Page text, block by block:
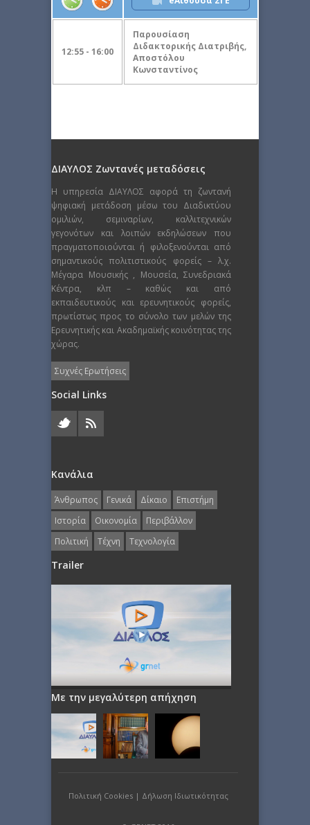
12:55 - 16:00
Παρουσίαση
Διδακτορικής Διατριβής,
Αποστόλου
Κωνσταντίνος
ΔΙΑΥΛΟΣ Ζωντανές μεταδόσεις
Η υπηρεσία ΔΙΑΥΛΟΣ αφορά τη ζωντανή
ψηφιακή μετάδοση μέσω του Διαδικτύου
ομιλιών, σεμιναρίων, καλλιτεχνικών
γεγονότων και λοιπών εκδηλώσεων που
πραγματοποιούνται ή φιλοξενούνται από
σημαντικούς πολιτιστικούς φορείς – λ.χ.
Μέγαρα Μουσικής , Μουσεία, Συνεδριακά
Κέντρα, κλπ – καθώς και από
εκπαιδευτικούς και ερευνητικούς φορείς,
πρωτίστως προς το σύνολο των μελών της
Ερευνητικής και Ακαδημαϊκής κοινότητας της
χώρας.
Συχνές Ερωτήσεις
Social Links
Κανάλια
Άνθρωπος Γενικά Δίκαιο
Επιστήμη
Ιστορία
Οικονομία
Περιβάλλον
Πολιτική
Τέχνη Τεχνολογία
Trailer
Με την μεγαλύτερη απήχηση
Πολιτική Cookies| Δήλωση Ιδιωτικότητας